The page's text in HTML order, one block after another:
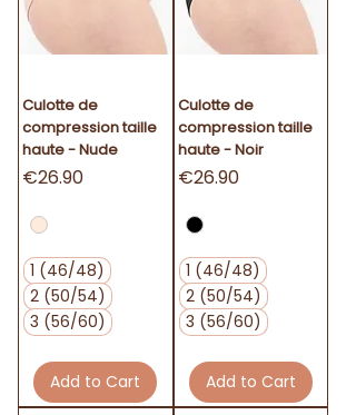
Culotte de
compression taille
haute - Nude
Price
€26.90
1 (46/48)
2 (50/54)
3 (56/60)
Add to Cart
Culotte de
compression taille
haute - Noir
Price
€26.90
1 (46/48)
2 (50/54)
3 (56/60)
Add to Cart